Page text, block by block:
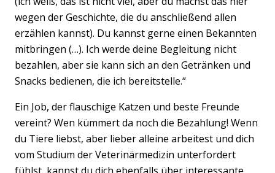
wegen der Geschichte, die du anschließend allen
erzählen kannst). Du kannst gerne einen Bekannten
mitbringen (…). Ich werde deine Begleitung nicht
bezahlen, aber sie kann sich an den Getränken und
Snacks bedienen, die ich bereitstelle.“
Ein Job, der flauschige Katzen und beste Freunde
vereint? Wen kümmert da noch die Bezahlung! Wenn
du Tiere liebst, aber lieber alleine arbeitest und dich
vom Studium der Veterinärmedizin unterfordert